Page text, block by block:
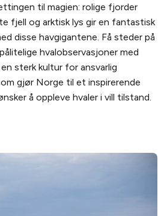
til magien: rolige fjorder
fjell og arktisk lys gir en fantastisk
disse havgigantene. Få steder på
hvalobservasjoner med
sterk kultur for ansvarlig
gjør Norge til et inspirerende
å oppleve hvaler i vill tilstand.